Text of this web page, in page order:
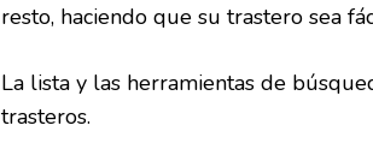
resto, haciendo que su trastero sea
La lista y las herramientas de
trasteros.